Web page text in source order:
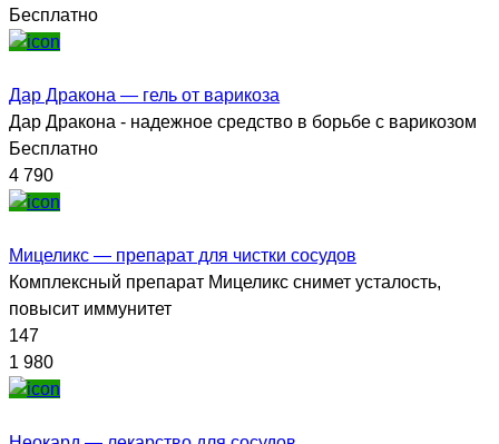
Бесплатно
Дар Дракона — гель от варикоза
Дар Дракона - надежное средство в борьбе с варикозом
Бесплатно
4 790
Мицеликс — препарат для чистки сосудов
Комплексный препарат Мицеликс снимет усталость,
повысит иммунитет
147
1 980